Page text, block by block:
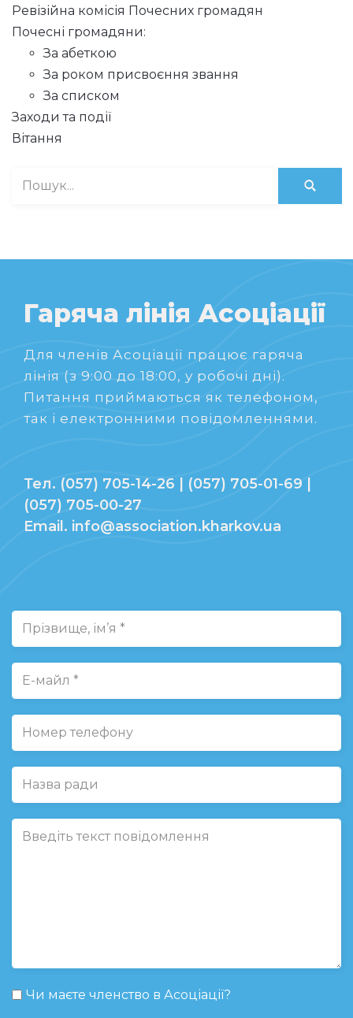
Ревізійна комісія Почесних громадян
Почесні громадяни:
За абеткою
За роком присвоєння звання
За списком
Заходи та події
Вітання
Гаряча лінія Асоціації
Для членів Асоціації працює гаряча
лінія (з 9:00 до 18:00, у робочі дні).
Питання приймаються як телефоном,
так і електронними повідомленнями.
Тел. (057) 705-14-26 | (057) 705-01-69 |
(057) 705-00-27
Email. info@association.kharkov.ua
Чи маєте членство в Асоціації?